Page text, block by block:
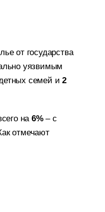
от государства
уязвимым
семей и2
на6%– с
отмечают